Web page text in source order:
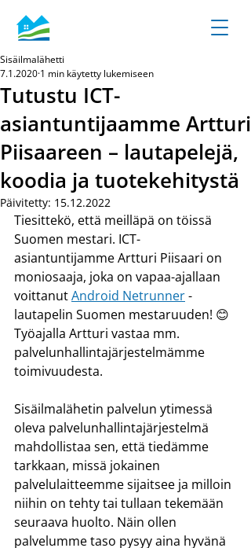
Tutustu ICT-
asiantuntijaamme Artturi
Piisaareen – lautapelejä,
koodia ja tuotekehitystä
Sisäilmalähetti
7.1.2020 1 min käytetty lukemiseen
Päivitetty: 15.12.2022
Tiesittekö, että meilläpä on töissä
Suomen mestari. ICT-
asiantuntijamme Artturi Piisaari on
moniosaaja, joka on vapaa-ajallaan
voittanut Android Netrunner -
lautapelin Suomen mestaruuden! 😊
Työajalla Artturi vastaa mm.
palvelunhallintajärjestelmämme
toimivuudesta.
Sisäilmalähetin palvelun ytimessä
oleva palvelunhallintajärjestelmä
mahdollistaa sen, että tiedämme
tarkkaan, missä jokainen
palvelulaitteemme sijaitsee ja milloin
niihin on tehty tai tullaan tekemään
seuraava huolto. Näin ollen
palvelumme taso pysyy aina hyvänä